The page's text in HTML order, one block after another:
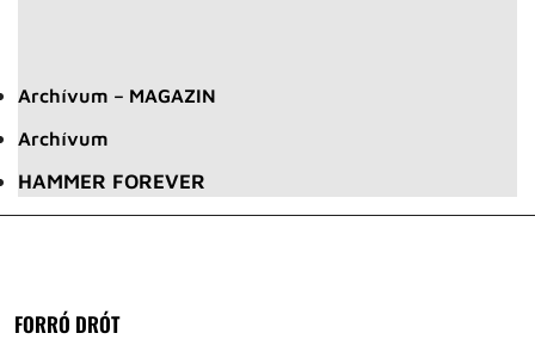
Archívum – MAGAZIN
Archívum
HAMMER FOREVER
FORRÓ DRÓT